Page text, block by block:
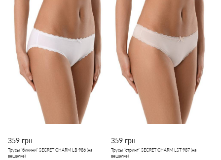
359 грн
Трусы "бикини" SECRET CHARM LB 986 (на
вешалке)
359 грн
Трусы "стринг" SECRET CHARM LST 987 (на
вешалке)